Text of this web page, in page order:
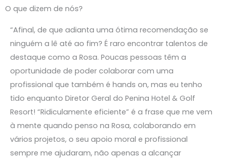
O que dizem de nós?
“Afinal, de que adianta uma ótima recomendação se
ninguém a lê até ao fim? É raro encontrar talentos de
destaque como a Rosa. Poucas pessoas têm a
oportunidade de poder colaborar com uma
profissional que também é hands on, mas eu tenho
tido enquanto Diretor Geral do Penina Hotel & Golf
Resort! “Ridiculamente eficiente” é a frase que me vem
à mente quando penso na Rosa, colaborando em
vários projetos, o seu apoio moral e profissional
sempre me ajudaram, não apenas a alcançar